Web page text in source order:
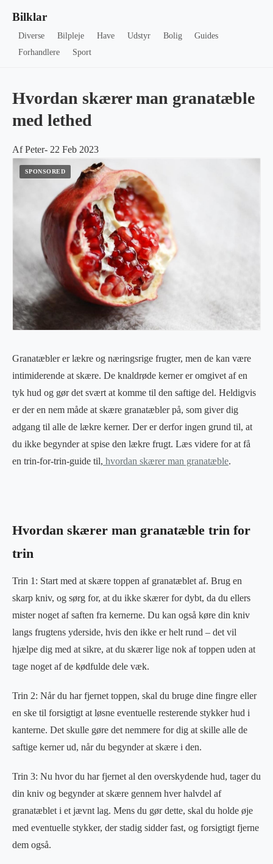
Bilklar
Diverse Bilpleje Have Udstyr Bolig
Guides
Forhandlere
Sport
Hvordan skærer man granatæble
med lethed
Af Peter- 22 Feb 2023
Granatæbler er lækre og næringsrige frugter, men de kan være
intimiderende at skære. De knaldrøde kerner er omgivet af en
tyk hud og gør det svært at komme til den saftige del. Heldigvis
er der en nem måde at skære granatæbler på, som giver dig
adgang til alle de lækre kerner. Der er derfor ingen grund til, at
du ikke begynder at spise den lækre frugt. Læs videre for at få
en trin-for-trin-guide til, hvordan skærer man granatæble.
Hvordan skærer man granatæble trin for
trin
Trin 1: Start med at skære toppen af granatæblet af. Brug en
skarp kniv, og sørg for, at du ikke skærer for dybt, da du ellers
mister noget af saften fra kernerne. Du kan også køre din kniv
langs frugtens yderside, hvis den ikke er helt rund – det vil
hjælpe dig med at sikre, at du skærer lige nok af toppen uden at
tage noget af de kødfulde dele væk.
Trin 2: Når du har fjernet toppen, skal du bruge dine fingre eller
en ske til forsigtigt at løsne eventuelle resterende stykker hud i
kanterne. Det skulle gøre det nemmere for dig at skille alle de
saftige kerner ud, når du begynder at skære i den.
Trin 3: Nu hvor du har fjernet al den overskydende hud, tager du
din kniv og begynder at skære gennem hver halvdel af
granatæblet i et jævnt lag. Mens du gør dette, skal du holde øje
med eventuelle stykker, der stadig sidder fast, og forsigtigt fjerne
dem også.